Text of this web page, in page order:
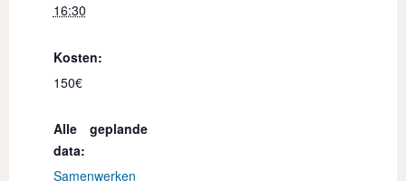
16:30
Kosten:
150€
Alle geplande
data:
Samenwerken